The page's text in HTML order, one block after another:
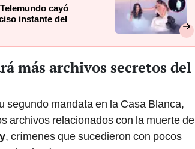
cayó
instante del
más archivos secretos del
segundo mandata en la Casa Blanca,
archivos relacionados con la muerte de
, crímenes que sucedieron con pocos